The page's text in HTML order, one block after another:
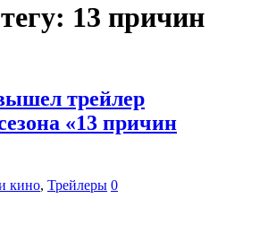
13 причин
трейлер
«13 причин
кино, Трейлеры 0